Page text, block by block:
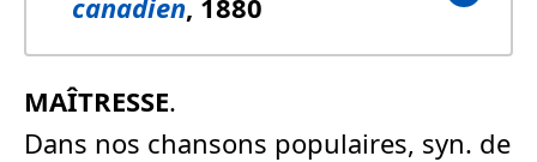
MAÎTRESSE.
Dans nos chansons populaires, syn. de